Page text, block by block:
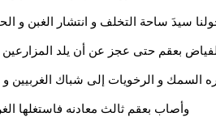
ساحة التخلف و انتشار الغبن و
بعقم حتى عجز عن أن يلد المزارعين
و الرخويات إلى شباك الغربيين و
وأصاب بعقم ثالث معادنه فاستغلها